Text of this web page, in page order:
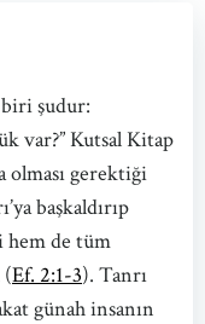
biri şudur:
var?” Kutsal Kitap
olması gerektiği
başkaldırıp
hem de tüm
Ef. 2:1-3). Tanrı
günah insanın